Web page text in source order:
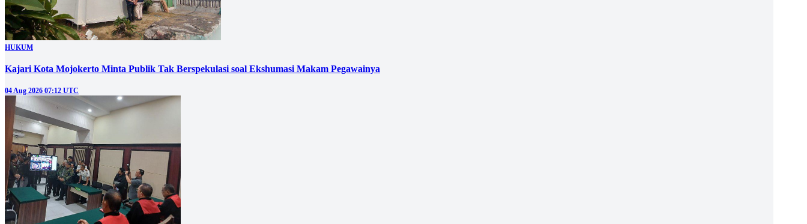
HUKUM
Kajari Kota Mojokerto Minta Publik Tak Berspekulasi soal Ekshumasi Makam Pegawainya
04 Aug 2026 07:12 UTC